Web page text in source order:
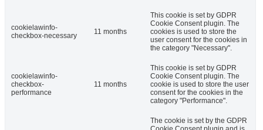
cookielawinfo-
checkbox-necessary
11 months
This cookie is set by GDPR
Cookie Consent plugin. The
cookies is used to store the
user consent for the cookies in
the category "Necessary".
cookielawinfo-
checkbox-
performance
11 months
This cookie is set by GDPR
Cookie Consent plugin. The
cookie is used to store the user
consent for the cookies in the
category "Performance".
The cookie is set by the GDPR